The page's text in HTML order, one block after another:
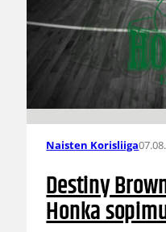
Naisten Korisliiga
Destiny
Honka